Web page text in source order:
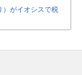
）がイオシスで税